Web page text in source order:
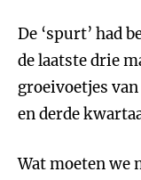
De ‘spurt’ had
de laatste drie
groeivoetjes
en derde
Wat moeten